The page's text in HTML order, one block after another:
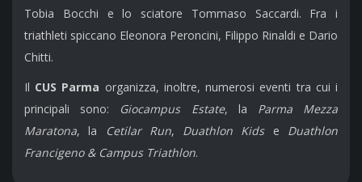
Tobia Bocchi e lo sciatore Tommaso Saccardi. Fra i
triathleti spiccano Eleonora Peroncini, Filippo Rinaldi e Dario
Chitti.
Il CUS Parma organizza, inoltre, numerosi eventi tra cui i
principali sono: Giocampus Estate, la Parma Mezza
Maratona, la Cetilar Run, Duathlon Kidse Duathlon
Francigeno & Campus Triathlon.